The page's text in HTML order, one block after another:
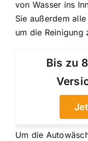
von Wasser ins
Sie außerdem
um die Reinigung
Bis zu
Um die